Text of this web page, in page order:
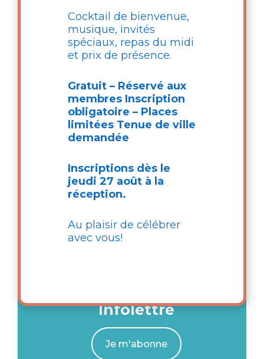
Centre Le Sorbier
140, Rue Nadon
Laval,QC,H7L 1T5
Canada
Contact
info@lecatal.ca
Places restantes : 1
Infolettre
Je m'abonne
Cocktail de bienvenue,
musique, invités
spéciaux, repas du midi
et prix de présence.
Gratuit – Réservé aux
membres Inscription
obligatoire – Places
limitées Tenue de ville
demandée
Inscriptions dès le
jeudi 27 août à la
réception.
Au plaisir de célébrer
avec vous!